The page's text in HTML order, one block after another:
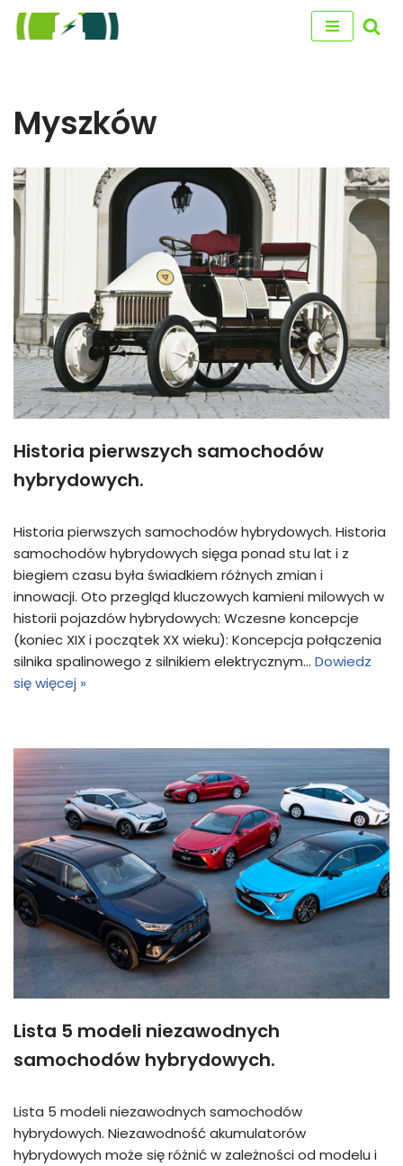
Myszków
Historia pierwszych samochodów
hybrydowych.
Historia pierwszych samochodów hybrydowych. Historia
samochodów hybrydowych sięga ponad stu lat i z
biegiem czasu była świadkiem różnych zmian i
innowacji. Oto przegląd kluczowych kamieni milowych w
historii pojazdów hybrydowych: Wczesne koncepcje
(koniec XIX i początek XX wieku): Koncepcja połączenia
silnika spalinowego z silnikiem elektrycznym… Dowiedz
się więcej »
Lista 5 modeli niezawodnych
samochodów hybrydowych.
Lista 5 modeli niezawodnych samochodów
hybrydowych. Niezawodność akumulatorów
hybrydowych może się różnić w zależności od modelu i